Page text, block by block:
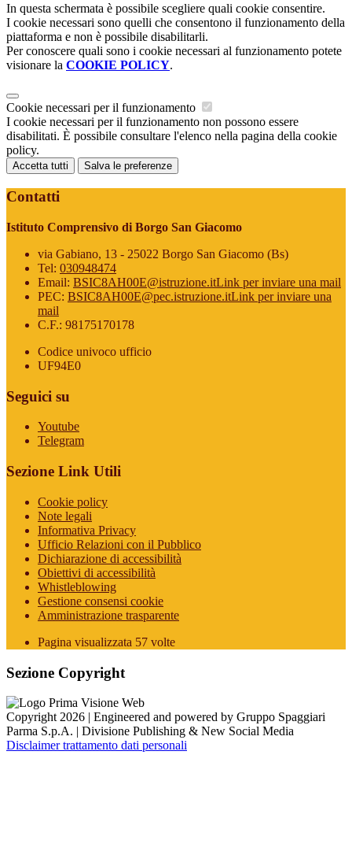
In questa schermata è possibile scegliere quali cookie consentire.
I cookie necessari sono quelli che consentono il funzionamento della
piattaforma e non è possibile disabilitarli.
Per conoscere quali sono i cookie necessari al funzionamento potete
visionare la COOKIE POLICY.
Cookie necessari per il funzionamento
I cookie necessari per il funzionamento non possono essere
disabilitati. È possibile consultare l'elenco nella pagina della cookie
policy.
Accetta tutti Salva le preferenze
Contatti
Istituto Comprensivo di Borgo San Giacomo
via Gabiano, 13 - 25022 Borgo San Giacomo (Bs)
Tel: 030948474
Email: BSIC8AH00E@istruzione.itLink per inviare una mail
PEC: BSIC8AH00E@pec.istruzione.itLink per inviare una
mail
C.F.: 98175170178
Codice univoco ufficio
UF94E0
Seguici su
Youtube
Telegram
Sezione Link Utili
Cookie policy
Note legali
Informativa Privacy
Ufficio Relazioni con il Pubblico
Dichiarazione di accessibilità
Obiettivi di accessibilità
Whistleblowing
Gestione consensi cookie
Amministrazione trasparente
Pagina visualizzata 57 volte
Sezione Copyright
Copyright 2026 | Engineered and powered by Gruppo Spaggiari
Parma S.p.A. | Divisione Publishing & New Social Media
Disclaimer trattamento dati personali